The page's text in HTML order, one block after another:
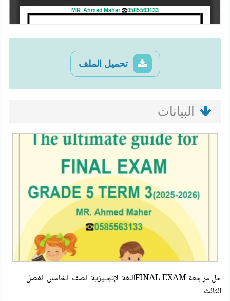
تحميل الملف
البيانات
حل مراجعة FINAL EXAMاللغة الإنجليزية الصف الخامس الفصل
الثالث